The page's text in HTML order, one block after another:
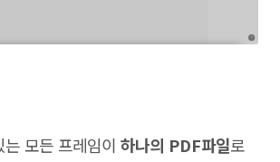
모든 프레임이 하나의 PDF파일로